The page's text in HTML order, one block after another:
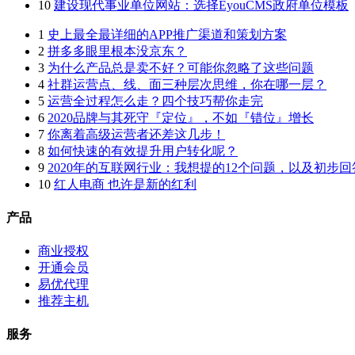
10 建设现代事业单位网站：选择EyouCMS政府单位模板
1 史上最全最详细的APP推广渠道和策划方案
2 拼多多眼里根本没京东？
3 为什么产品总是卖不好？可能你忽略了这些问题
4 社群运营点、线、面三种层次思维，你在哪一层？
5 运营全过程怎么走？四个技巧帮你走完
6 2020品牌与其死守『定位』，不如『错位』增长
7 你离着高级运营者还差这几步！
8 如何快速的有效提升用户转化呢？
9 2020年的互联网行业：我想提的12个问题，以及初步回
10 红人电商 也许是新的红利
产品
商业授权
开通会员
易优代理
推荐主机
服务